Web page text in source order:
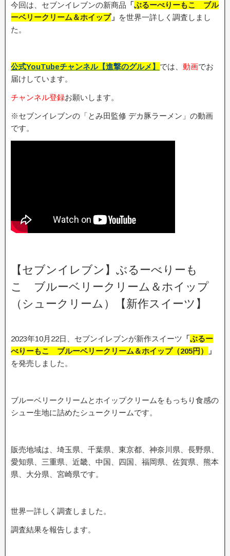
今回は、セブンイレブンの新商品 「ぶるーべりーもこ ブル
ーベリークリーム＆ホイップ」 を世界一詳しく調査しまし
た。
公式YouTubeチャンネル【進撃のグルメ】 では、 動画でお
届けしています。
チャンネル登録お願いします。
※セブンイレブンの「とみ田監修 デカ豚ラーメン」の動画
です。
【セブンイレブン】ぶるーべりーも
こ ブルーベリークリーム＆ホイップ
（シュークリーム）【新作スイーツ】
2023年10月22日、セブンイレブンが新作スイーツ 「ぶるー
べりーもこ ブルーベリークリーム＆ホイップ（205円）
」
を発売しました。
ブルーベリークリームとホイップクリームをもっちり食感の
シュー生地に詰めたシュークリームです。
販売地域は、埼玉県、千葉県、東京都、神奈川県、長野県、
愛知県、三重県、近畿、中国、四国、福岡県、佐賀県、熊本
県、大分県、宮崎県です。
世界一詳しく調査しました。
調査結果を報告します。